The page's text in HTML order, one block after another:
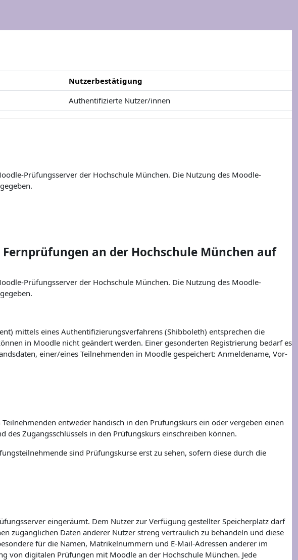
Nutzerbestätigung
Authentifizierte Nutzer/innen
Prüfungsserver der Hochschule München. Die Nutzung des Moodle-
an der Hochschule München auf
Prüfungsserver der Hochschule München. Die Nutzung des Moodle-
mittels eines Authentifizierungsverfahrens (Shibboleth) entsprechen die
in Moodle nicht geändert werden. Einer gesonderten Registrierung bedarf es
einer/eines Teilnehmenden in Moodle gespeichert: Anmeldename, Vor-
entweder händisch in den Prüfungskurs ein oder vergeben einen
des Zugangsschlüssels in den Prüfungskurs einschreiben können.
sind Prüfungskurse erst zu sehen, sofern diese durch die
eingeräumt. Dem Nutzer zur Verfügung gestellter Speicherplatz darf
zugänglichen Daten anderer Nutzer streng vertraulich zu behandeln und diese
für die Namen, Matrikelnummern und E-Mail-Adressen anderer im
von digitalen Prüfungen mit Moodle an der Hochschule München. Jede